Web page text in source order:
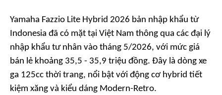
Yamaha Fazzio Lite Hybrid 2026 bản nhập khẩu từ
Indonesia đã có mặt tại Việt Nam thông qua các đại lý
nhập khẩu tư nhân vào tháng 5/2026, với mức giá
bán lẻ khoảng 35,5 - 35,9 triệu đồng. Đây là dòng xe
ga 125cc thời trang, nổi bật với động cơ hybrid tiết
kiệm xăng và kiểu dáng Modern-Retro.